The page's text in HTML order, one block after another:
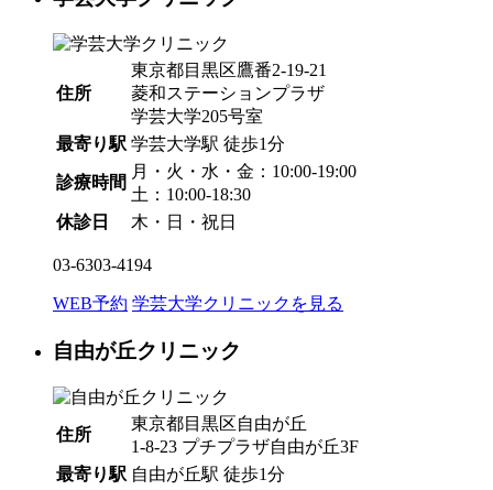
住所
東京都目黒区鷹番2-19-21
菱和ステーションプラザ
学芸大学205号室
最寄り駅 学芸大学駅 徒歩1分
診療時間
月・火・水・金：10:00-19:00
土：10:00-18:30
休診日
木・日・祝日
03-6303-4194
WEB予約 学芸大学クリニックを見る
自由が丘クリニック
住所
東京都目黒区自由が丘
1-8-23 プチプラザ自由が丘3F
最寄り駅 自由が丘駅 徒歩1分